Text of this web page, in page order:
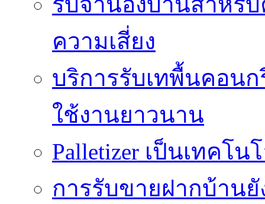
ความเสี่ยง
บริการรับเทพื้นคอน
ใช้งานยาวนาน
Palletizer เป็นเทคโ
การรับขายฝากบ้าน